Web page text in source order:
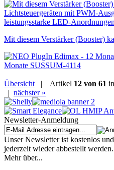
Mit diesem Verstärker (Booster)
Monate SUSSUM-4114
Übersicht| Artikel 12 von 61
| nächster »
Newsletter-Anmeldung
Unser Newsletter ist kostenlos
jederzeit wieder abbestellt werden.
Mehr über...